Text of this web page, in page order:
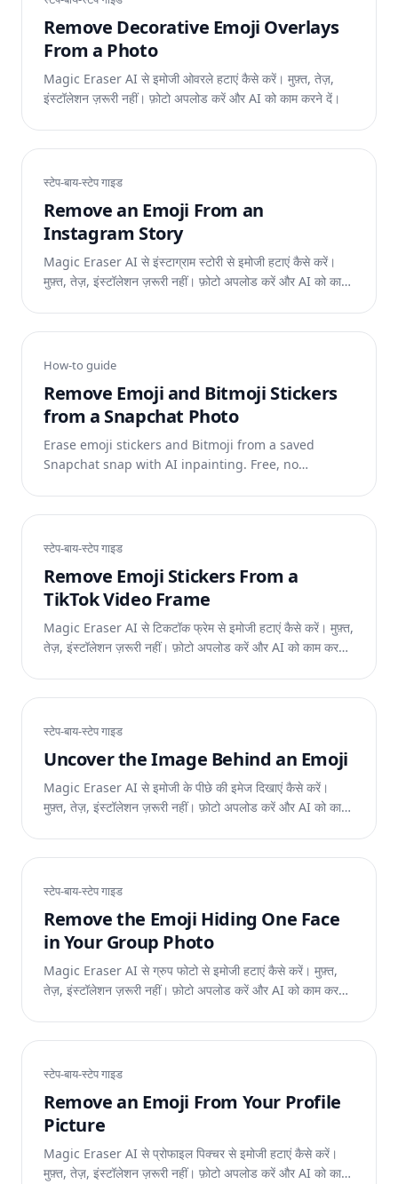
Remove Decorative Emoji Overlays
From a Photo
Magic Eraser AI से इमोजी ओवरले हटाएं कैसे करें। मुफ़्त, तेज़,
इंस्टॉलेशन ज़रूरी नहीं। फ़ोटो अपलोड करें और AI को काम करने दें।
स्टेप-बाय-स्टेप गाइड
Remove an Emoji From an
Instagram Story
Magic Eraser AI से इंस्टाग्राम स्टोरी से इमोजी हटाएं कैसे करें।
मुफ़्त, तेज़, इंस्टॉलेशन ज़रूरी नहीं। फ़ोटो अपलोड करें और AI को काम
How-to guide
Remove Emoji and Bitmoji Stickers
from a Snapchat Photo
Erase emoji stickers and Bitmoji from a saved
Snapchat snap with AI inpainting. Free, no
स्टेप-बाय-स्टेप गाइड
Remove Emoji Stickers From a
TikTok Video Frame
Magic Eraser AI से टिकटॉक फ्रेम से इमोजी हटाएं कैसे करें। मुफ़्त,
तेज़, इंस्टॉलेशन ज़रूरी नहीं। फ़ोटो अपलोड करें और AI को काम करने
स्टेप-बाय-स्टेप गाइड
Uncover the Image Behind an Emoji
Magic Eraser AI से इमोजी के पीछे की इमेज दिखाएं कैसे करें।
मुफ़्त, तेज़, इंस्टॉलेशन ज़रूरी नहीं। फ़ोटो अपलोड करें और AI को काम
स्टेप-बाय-स्टेप गाइड
Remove the Emoji Hiding One Face
in Your Group Photo
Magic Eraser AI से ग्रुप फोटो से इमोजी हटाएं कैसे करें। मुफ़्त,
तेज़, इंस्टॉलेशन ज़रूरी नहीं। फ़ोटो अपलोड करें और AI को काम करने
स्टेप-बाय-स्टेप गाइड
Remove an Emoji From Your Profile
Picture
Magic Eraser AI से प्रोफाइल पिक्चर से इमोजी हटाएं कैसे करें।
मुफ़्त, तेज़, इंस्टॉलेशन ज़रूरी नहीं। फ़ोटो अपलोड करें और AI को काम